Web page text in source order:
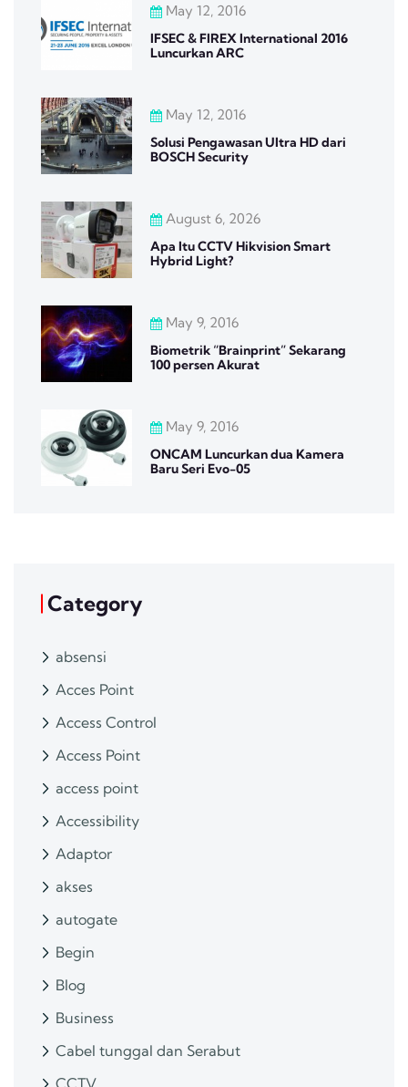
May 12, 2016
IFSEC & FIREX International 2016
Luncurkan ARC
May 12, 2016
Solusi Pengawasan Ultra HD dari
BOSCH Security
August 6, 2026
Apa Itu CCTV Hikvision Smart
Hybrid Light?
May 9, 2016
Biometrik “Brainprint” Sekarang
100 persen Akurat
May 9, 2016
ONCAM Luncurkan dua Kamera
Baru Seri Evo-05
Category
absensi
Acces Point
Access Control
Access Point
access point
Accessibility
Adaptor
akses
autogate
Begin
Blog
Business
Cabel tunggal dan Serabut
CCTV